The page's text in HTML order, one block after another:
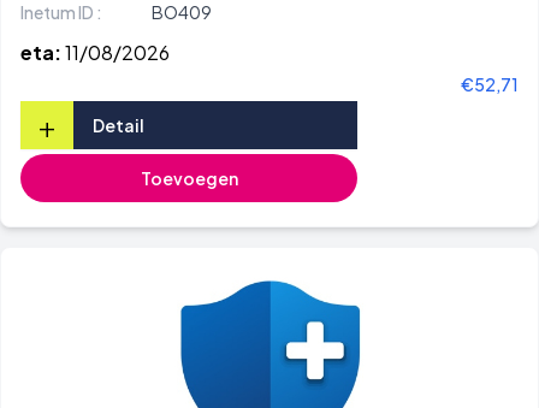
Inetum ID :
BO409
eta:11/08/2026
€52,71
+ Detail
Toevoegen